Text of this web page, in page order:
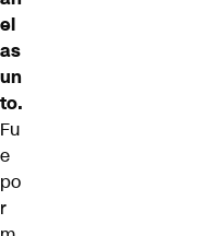
el
as
un
to.
Fu
e
po
r